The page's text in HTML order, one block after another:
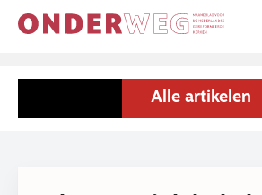
Alle artikelen